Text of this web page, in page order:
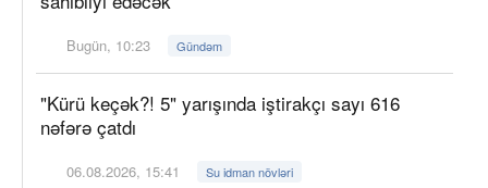
Bugün, 10:23 Gündəm
"Kürü keçək?! 5" yarışında iştirakçı sayı 616
nəfərə çatdı
06.08.2026, 15:41 Su idman növləri